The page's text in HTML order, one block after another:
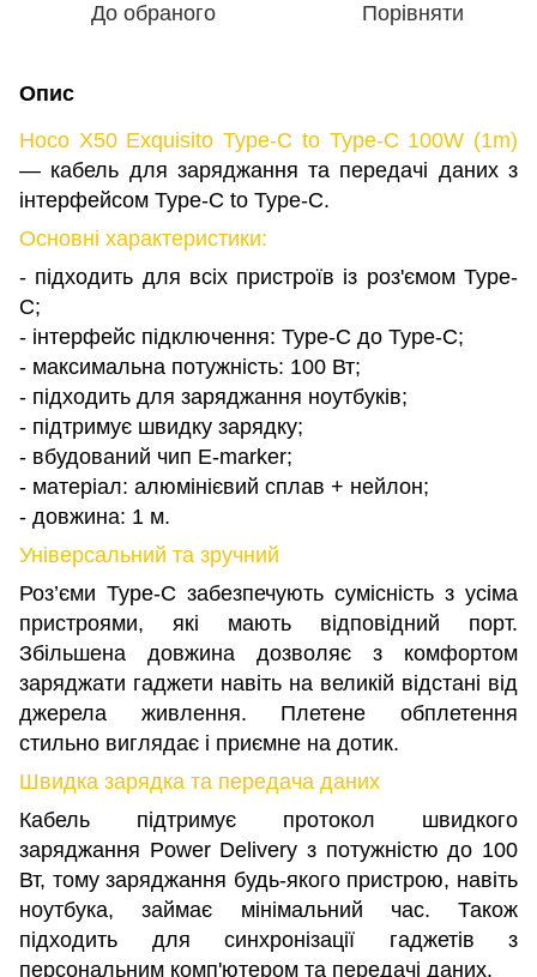
До обраного Порівняти
Опис
Hoco X50 Exquisito Type-C to Type-C 100W (1m)
— кабель для заряджання та передачі даних з
інтерфейсом Type-C to Type-C.
Основні характеристики:
- підходить для всіх пристроїв із роз'ємом Type-
C;
- інтерфейс підключення: Type-C до Type-C;
- максимальна потужність: 100 Вт;
- підходить для заряджання ноутбуків;
- підтримує швидку зарядку;
- вбудований чип E-marker;
- матеріал: алюмінієвий сплав + нейлон;
- довжина: 1 м.
Універсальний та зручний
Роз’єми Type-C забезпечують сумісність з усіма
пристроями, які мають відповідний порт.
Збільшена довжина дозволяє з комфортом
заряджати гаджети навіть на великій відстані від
джерела живлення. Плетене обплетення
стильно виглядає і приємне на дотик.
Швидка зарядка та передача даних
Кабель підтримує протокол швидкого
заряджання Power Delivery з потужністю до 100
Вт, тому заряджання будь-якого пристрою, навіть
ноутбука, займає мінімальний час. Також
підходить для синхронізації гаджетів з
персональним комп'ютером та передачі даних.